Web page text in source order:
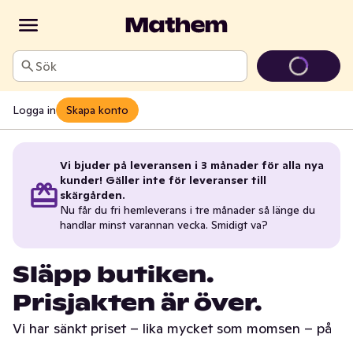
Sök
Logga in Skapa konto
Vi bjuder på leveransen i 3 månader för alla nya
kunder! Gäller inte för leveranser till
skärgården.
Nu får du fri hemleverans i tre månader så länge du
handlar minst varannan vecka. Smidigt va?
Släpp butiken.
Prisjakten är över.
Vi har sänkt priset – lika mycket som momsen – på